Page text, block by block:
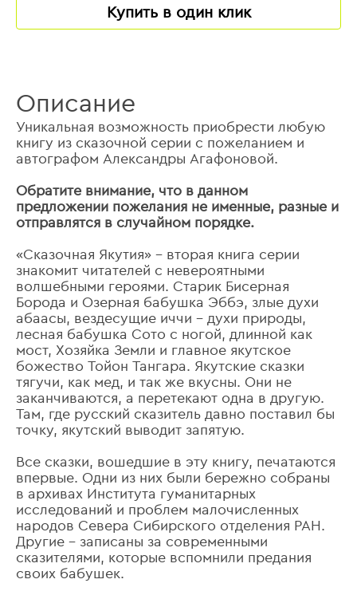
Купить в один клик
Описание
Уникальная возможность приобрести любую
книгу из сказочной серии с пожеланием и
автографом Александры Агафоновой.
Обратите внимание, что в данном
предложении пожелания не именные, разные и
отправлятся в случайном порядке.
«Сказочная Якутия» – вторая книга серии
знакомит читателей с невероятными
волшебными героями. Старик Бисерная
Борода и Озерная бабушка Эббэ, злые духи
абаасы, вездесущие иччи – духи природы,
лесная бабушка Сото с ногой, длинной как
мост, Хозяйка Земли и главное якутское
божество Тойон Тангара. Якутские сказки
тягучи, как мед, и так же вкусны. Они не
заканчиваются, а перетекают одна в другую.
Там, где русский сказитель давно поставил бы
точку, якутский выводит запятую.
Все сказки, вошедшие в эту книгу, печатаются
впервые. Одни из них были бережно собраны
в архивах Института гуманитарных
исследований и проблем малочисленных
народов Севера Сибирского отделения РАН.
Другие – записаны за современными
сказителями, которые вспомнили предания
своих бабушек.